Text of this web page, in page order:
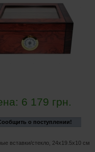
6 179 грн.
о поступлении!
вставки/стекло, 24x19.5x10 см